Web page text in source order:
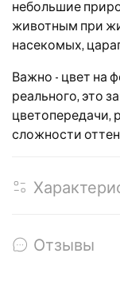
небольшие
животным при
насекомых,
Важно - цвет на
реального, это
цветопередачи,
сложности
Отзывы